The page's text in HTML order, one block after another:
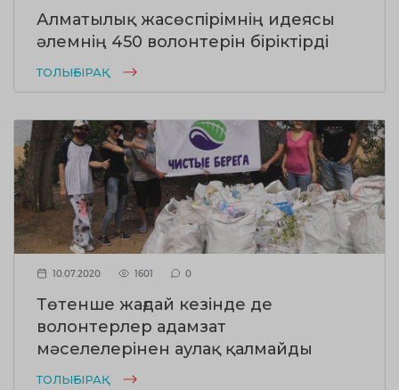
Алматылық жасөспірімнің идеясы
әлемнің 450 волонтерін біріктірді
ТОЛЫҒЫРАҚ
10.07.2020 1601 0
Төтенше жағдай кезінде де
волонтерлер адамзат
мәселелерінен аулақ қалмайды
ТОЛЫҒЫРАҚ